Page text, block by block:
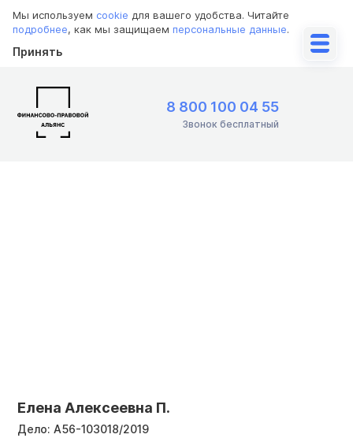
Мы используем cookie для вашего удобства. Читайте
подробнее, как мы защищаем персональные данные.
Принять
8 800 100 04 55
Звонок бесплатный
Елена Алексеевна П.
Дело: А56-103018/2019